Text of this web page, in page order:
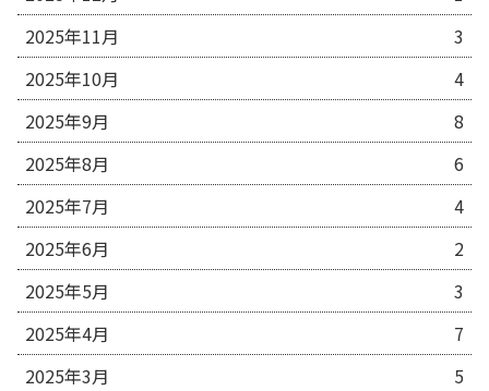
2025年11月
3
2025年10月
4
2025年9月
8
2025年8月
6
2025年7月
4
2025年6月
2
2025年5月
3
2025年4月
7
2025年3月
5